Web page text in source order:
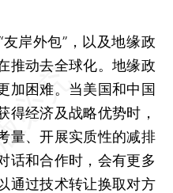
岸外包”，以及地缘政
推动去全球化。地缘政
加困难。当美国和中国
得经济及战略优势时，
量、开展实质性的减排
话和合作时，会有更多
通过技术转让换取对方